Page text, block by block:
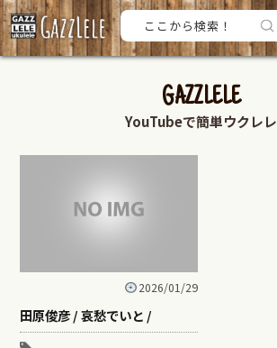
GAZZLELE
YouTubeで簡単ウクレレ
2026/01/29
田原俊彦 / 哀愁でいと /